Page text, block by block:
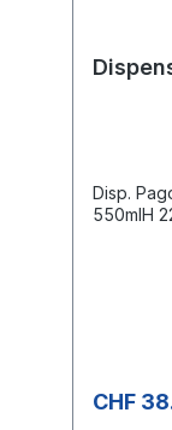
Disp.
550mlH
CHF